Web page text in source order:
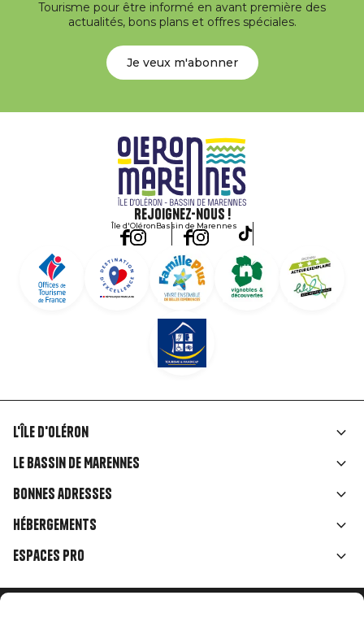
Tourisme pour être informé en avant première des
actualités, bons plans et offres spéciales.
Je veux m'abonner
Rejoignez-nous !
Île d'OléronBassin de Marennes
Liens
rubriques
L'île d'Oléron
Le Bassin de Marennes
Bonnes adresses
Hébergements
Espaces Pro